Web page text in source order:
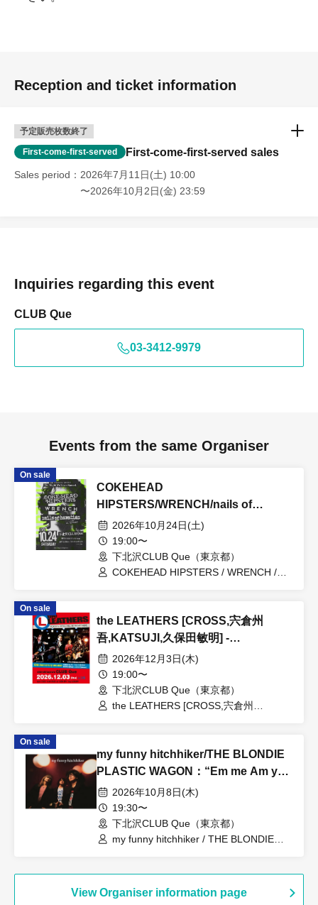
Reception and ticket information
予定販売枚数終了
First-come-first-served First-come-first-served sales
Sales period
2026年7月11日(土) 10:00
〜2026年10月2日(金) 23:59
Inquiries regarding this event
CLUB Que
03-3412-9979
Events from the same Organiser
On sale
COKEHEAD
HIPSTERS/WRENCH/nails of
hawaiian：“nails of hawaiian
presents “The Niight We Never
Named””
2026年10月24日(土)
19:00〜
下北沢CLUB Que（東京都）
COKEHEAD HIPSTERS / WRENCH /
On sale
the LEATHERS [CROSS,宍倉州
吾,KATSUJI,久保田敏明] -
oneman-：“the LEATHERS “40th
anniversary レコ発ワンマン””
2026年12月3日(木)
19:00〜
下北沢CLUB Que（東京都）
the LEATHERS [CROSS,宍倉州
On sale
my funny hitchhiker/THE BLONDIE
PLASTIC WAGON：“Em me Am you
マイファニ、ブロンディー、ツーマン
ライブ”
2026年10月8日(木)
19:30〜
下北沢CLUB Que（東京都）
my funny hitchhiker / THE BLONDIE
View Organiser information page